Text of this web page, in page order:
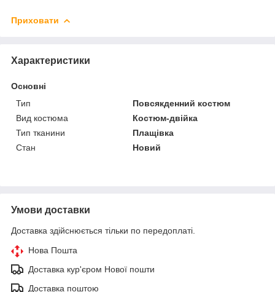
Приховати
Характеристики
Основні
Тип
Повсякденний костюм
Вид костюма
Костюм-двійка
Тип тканини
Плащівка
Стан
Новий
Умови доставки
Доставка здійснюється тільки по передоплаті.
Нова Пошта
Доставка кур'єром Нової пошти
Доставка поштою